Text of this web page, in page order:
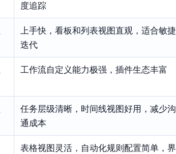
度追踪
上手快，看板和列表视图直观，适合敏捷
迭代
工作流自定义能力极强，插件生态丰富
任务层级清晰，时间线视图好用，减少沟
通成本
表格视图灵活，自动化规则配置简单，界